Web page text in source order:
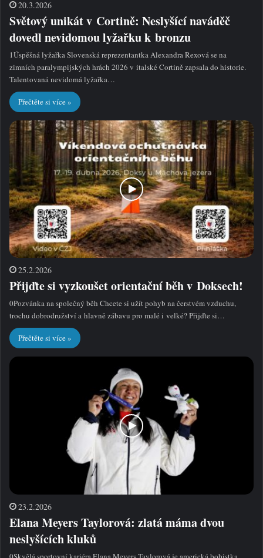
20.3.2026
Světový unikát v Cortině: Neslyšící naváděč
dovedl nevidomou lyžařku k bronzu
1Úspěšná lyžařka Slovenská reprezentantka Alexandra Rexová se na
zimních paralympijských hrách 2026 v italské Cortině zapsala do historie.
Talentovaná nevidomá lyžařka…
Přečtěte si více »
25.2.2026
Přijďte si vyzkoušet orientační běh v Doksech!
0Pozvánka na společný běh Chcete si užít pohyb na čerstvém vzduchu,
trochu dobrodružství a hlavně zábavu pro malé i velké? Přijďte si…
Přečtěte si více »
23.2.2026
Elana Meyers Taylorová: zlatá máma dvou
neslyšících kluků